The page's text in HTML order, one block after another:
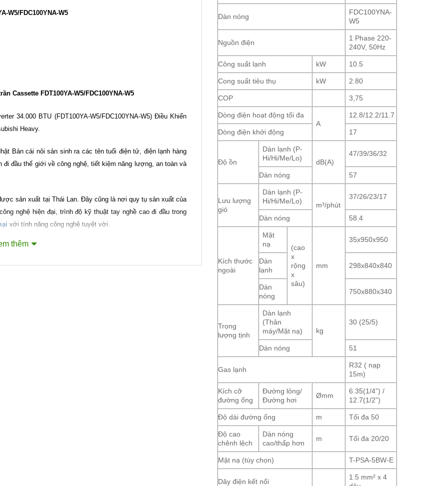
W5/FDC100YNA-W5
Cassette FDT100YA-W5/FDC100YNA-W5
34.000 BTU (FDT100YA-W5/FDC100YNA-W5) Điều Khiển
Heavy.
Bản cái nôi sản sinh ra các tên tuổi điện tử, điện lạnh hàng
đầu thế giới về công nghệ, tiết kiệm năng lượng, an toàn và
sản xuất tại Thái Lan. Đây cũng là nơi quy tụ sản xuất của
nghệ hiện đại, trình độ kỹ thuật tay nghề cao đi đầu trong
với tính năng công nghệ tuyệt vời.
thêm
Dàn nóng
FDC100YNA-
W5
Nguồn điện
1 Phase 220-
240V, 50Hz
Công suất lạnh kW 10.5
Cong suất tiêu thụ kW 2.80
COP 3,75
Dòng điện hoạt động tối đa
A
12.8/12.2/11.7
Dòng điện khởi động 17
Độ ồn
Dàn lạnh (P-
Hi/Hi/Me/Lo)
dB(A)
47/39/36/32
Dàn nóng 57
Lưu lượng
gió
Dàn lạnh (P-
Hi/Hi/Me/Lo)
m³/phút
37/26/23/17
Dàn nóng 58.4
Kích thước
ngoài
Mặt
nạ
(cao
x
rộng
x
sâu)
mm
35x950x950
Dàn
lạnh
298x840x840
Dàn
nóng
750x880x340
Trọng
lượng tịnh
Dàn lạnh
(Thân
máy/Mặt nạ)
kg
30 (25/5)
Dàn nóng 51
Gas lạnh
R32 ( nạp
15m)
Kích cỡ
đường ống
Đường lỏng/
Đường hơi
Ømm
6.35(1/4”) /
12.7(1/2”)
Độ dài đường ống m Tối đa 50
Độ cao
chênh lệch
Dàn nóng
cao/thấp hơn
m Tối đa 20/20
Mặt nạ (tùy chọn) T-PSA-5BW-E
Dây điện kết nối
1.5 mm² x 4